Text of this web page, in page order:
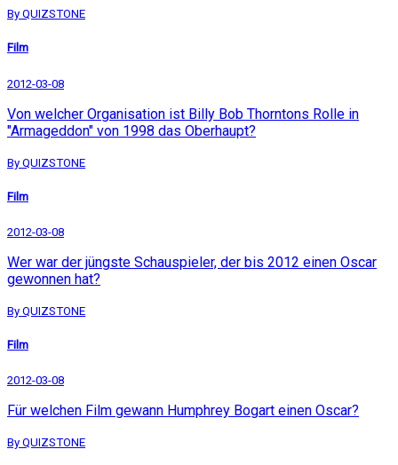
By QUIZSTONE
Film
2012-03-08
Von welcher Organisation ist Billy Bob Thorntons Rolle in
"Armageddon" von 1998 das Oberhaupt?
By QUIZSTONE
Film
2012-03-08
Wer war der jüngste Schauspieler, der bis 2012 einen Oscar
gewonnen hat?
By QUIZSTONE
Film
2012-03-08
Für welchen Film gewann Humphrey Bogart einen Oscar?
By QUIZSTONE